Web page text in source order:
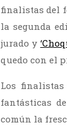
finalistas del
la segunda
jurado y
quedo con el
Los finalistas
fantásticas de
común la